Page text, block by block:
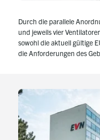
Durch die parallele
und jeweils vier
sowohl die aktuell gültige
die Anforderungen des